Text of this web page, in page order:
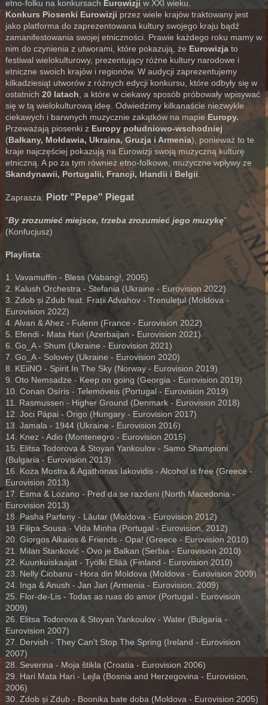
etno-folku na konkursach Eurowizji w XXI wieku.
Konkurs Piosenki Eurowizji przez wiele krajów traktowany jest
jako platforma do zaprezentowana kultury swojego kraju bądź
zamanifestowania swojej etniczności. Prawie każdego roku mamy w
nim do czynienia z utworami, które pokazują, że Eurowizja to
festiwal wielokulturowy, prezentujący różne kultury narodowe i
etniczne swoich krajów i regionów. W audycji zaprezentujemy
kilkadziesiąt utworów z różnych edycji konkursu, które odbyły się w
ostatnich20 latach , a które w ciekawy sposób próbowały wpisywać
się w tą wielokulturową ideę. Odwiedzimy kilkanaście niezwykle
ciekawych i barwnych muzycznie zakątków na mapie Europy.
Przeważają piosenki z Europy południowo-wschodniej
(Bałkany, Mołdawia, Ukraina, Gruzja i Armenia), ponieważ to te
kraje najczęściej pokazują na Eurowizji swoją muzyczną kulturę
etniczną. A po za tym również etno-folkowe, muzyczne wpływy ze
Skandynawii, Portugalii, Francji, Irlandii i Belgii
Zaprasza: Piotr "Pepe" Piegat
"By zrozumieć miejsce, trzeba zrozumieć jego muzykę"
(Konfucjusz)
Playlista:
1. Vavamuffin - Bless (Vabang!, 2005)
2. Kalush Orchestra - Stefania (Ukraine - Eurovision 2022)
3. Zdob și Zdub feat. Frații Advahov - Trenuleţul (Moldova -
Eurovision 2022)
4. Alvan & Ahez - Fulenn (France - Eurovision 2022)
5. Efendi - Mata Hari (Azerbaijan - Eurovision 2021)
6. Go_A - Shum (Ukraine - Eurovision 2021)
7. Go_A - Solovey (Ukraine - Eurovision 2020)
8. KEiiNO - Spirit In The Sky (Norway - Eurovision 2019)
9. Oto Nemsadze - Keep on going (Georgia - Eurovision 2019)
10. Conan Osíris - Telemóveis (Portugal - Eurovision 2019)
11. Rasmussen - Higher Ground (Denmark - Eurovision 2018)
12. Joci Pápai - Origo (Hungary - Eurovision 2017)
13. Jamala - 1944 (Ukraine - Eurovision 2016)
14. Knez - Adio (Montenegro - Eurovision 2015)
15. Elitsa Todorova & Stoyan Yankoulov - Samo Shampioni
(Bulgaria - Eurovision 2013)
16. Koza Mostra & Agathonas Iakovidis - Alcohol is free (Greece -
Eurovision 2013)
17. Esma & Lozano - Pred da se razdeni (North Macedonia -
Eurovision 2013)
18. Pasha Parfeny - Lăutar (Moldova - Eurovision 2012)
19. Filipa Sousa - Vida Minha (Portugal - Eurovision, 2012)
20. Giorgos Alkaios & Friends - Opa! (Greece - Eurovision 2010)
21. Milan Stanković - Ovo je Balkan (Serbia - Eurovision 2010)
22. Kuunkuiskaajat - Työlki Ellää (Finland - Eurovision 2010)
23. Nelly Ciobanu - Hora din Moldova (Moldova - Eurovision 2009)
24. Inga & Anush - Jan Jan (Armenia - Eurovision, 2009)
25. Flor-de-Lis - Todas as ruas do amor (Portugal - Eurovision
2009)
26. Elitsa Todorova & Stoyan Yankoulov - Water (Bulgaria -
Eurovision 2007)
27. Dervish - They Can't Stop The Spring (Ireland - Eurovision
2007)
28. Severina - Moja štikla (Croatia - Eurovision 2006)
29. Hari Mata Hari - Lejla (Bosnia and Herzegovina - Eurovision,
2006)
30. Zdob și Zdub - Boonika bate doba (Moldova - Eurovision 2005)